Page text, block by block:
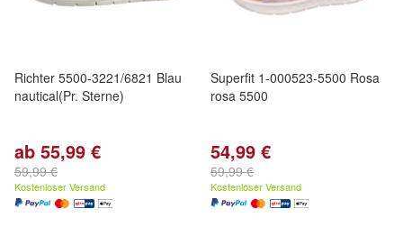
Richter 5500-3221/6821 Blau
nautical(Pr. Sterne)
ab 55,99 €
59,99 €
Kostenloser Versand
Superfit 1-000523-5500 Rosa
rosa 5500
54,99 €
59,99 €
Kostenloser Versand